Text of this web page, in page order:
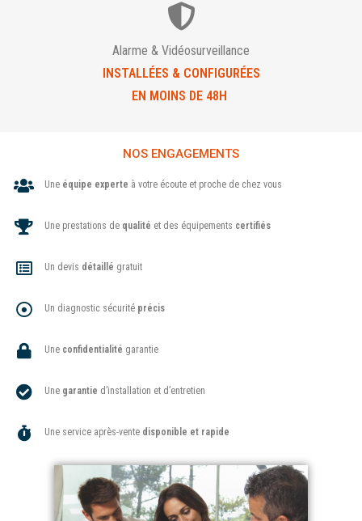
Alarme & Vidéosurveillance
INSTALLÉES & CONFIGURÉES
EN MOINS DE 48H
NOS ENGAGEMENTS
Une équipe experte à votre écoute et proche de chez vous
Une prestations de qualité et des équipements certifiés
Un devis détaillé gratuit
Un diagnostic sécurité précis
Une confidentialité garantie
Une garantie d’installation et d’entretien
Une service après-vente disponible et rapide